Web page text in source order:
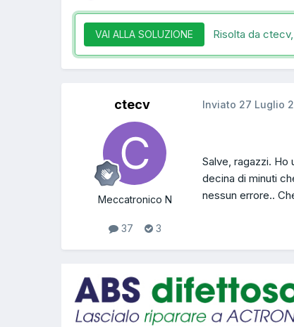
VAI ALLA SOLUZIONE Risolta da ctecv,
ctecv
Meccatronico N
37 3
Inviato 27 Luglio
Salve, ragazzi.
decina di minuti
nessun errore..